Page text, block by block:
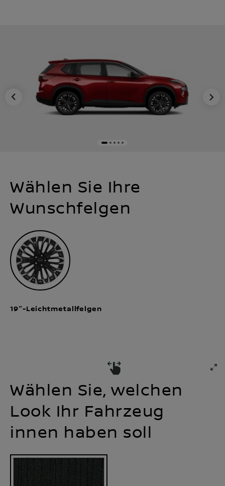
Wählen Sie Ihre
Wunschfelgen
19"-Leichtmetallfelgen
Wählen Sie, welchen
Look Ihr Fahrzeug
innen haben soll